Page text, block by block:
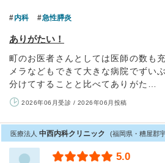
内科 急性膵炎
ありがたい！
町のお医者さんとしては医師の数も
メラなどもできて大きな病院でずい
分けてすることと比べてありがた…
2026年06月受診 / 2026年06月投稿
医療法人 中西内科クリニック (福岡県・糟屋郡
5.0